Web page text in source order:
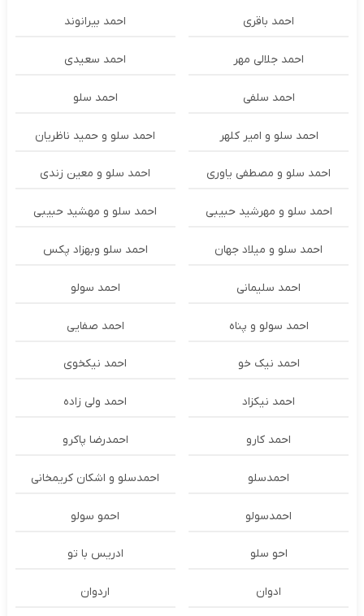
احمد باقری احمد بیرانوند
احمد جلالی مهر احمد سعیدی
احمد سلفی احمد سلو
احمد سلو و امیر کلهر احمد سلو و حمید ناظریان
احمد سلو و مصطفی یاوری احمد سلو و معین زندی
احمد سلو و مهرشید حبیبی احمد سلو و مهشید حبیبی
احمد سلو و میلاد جهان احمد سلو وبهزاد پکس
احمد سلیمانی احمد سولو
احمد سولو و پناه احمد صفایی
احمد نیک خو احمد نیکخوی
احمد نیکزاد احمد ولی زاده
احمد کارو احمدرضا پاکرو
احمدسلو احمدسلو و اشکان کریمخانی
احمدسولو احمو سولو
احو سلو ادریس با تو
ادوان اردوان